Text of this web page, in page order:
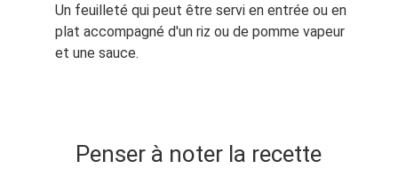
Un feuilleté qui peut être servi en entrée ou en
plat accompagné d'un riz ou de pomme vapeur
et une sauce.
Penser à noter la recette